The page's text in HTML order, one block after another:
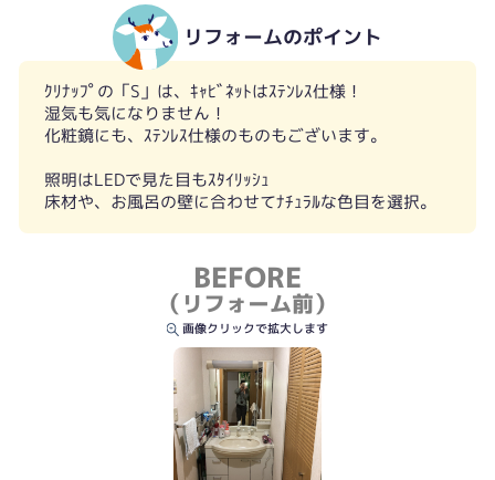
リフォームのポイント
ｸﾘﾅｯﾌﾟの「S」は、ｷｬﾋﾞﾈｯﾄはｽﾃﾝﾚｽ仕様！
湿気も気になりません！
化粧鏡にも、ｽﾃﾝﾚｽ仕様のものもございます。
照明はLEDで見た目もｽﾀｲﾘｯｼｭ
床材や、お風呂の壁に合わせてﾅﾁｭﾗﾙな色目を選択。
BEFORE
（リフォーム前）
画像クリックで拡大します